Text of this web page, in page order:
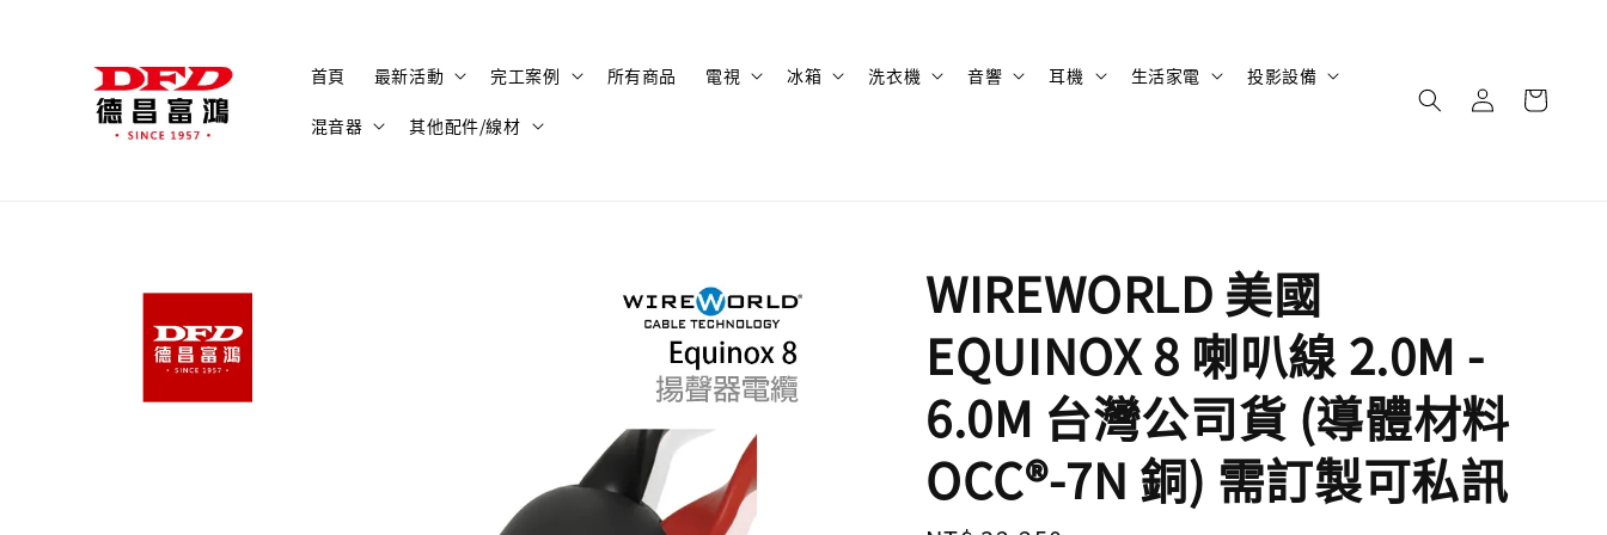
首頁 最新活動 完工案例 所有商品 電視 冰箱 洗衣機 音響 耳機 生活家電 投影設備
混音器 其他配件/線材
WIREWORLD 美國
EQUINOX 8 喇叭線 2.0M -
6.0M 台灣公司貨 (導體材料
OCC®-7N 銅) 需訂製可私訊